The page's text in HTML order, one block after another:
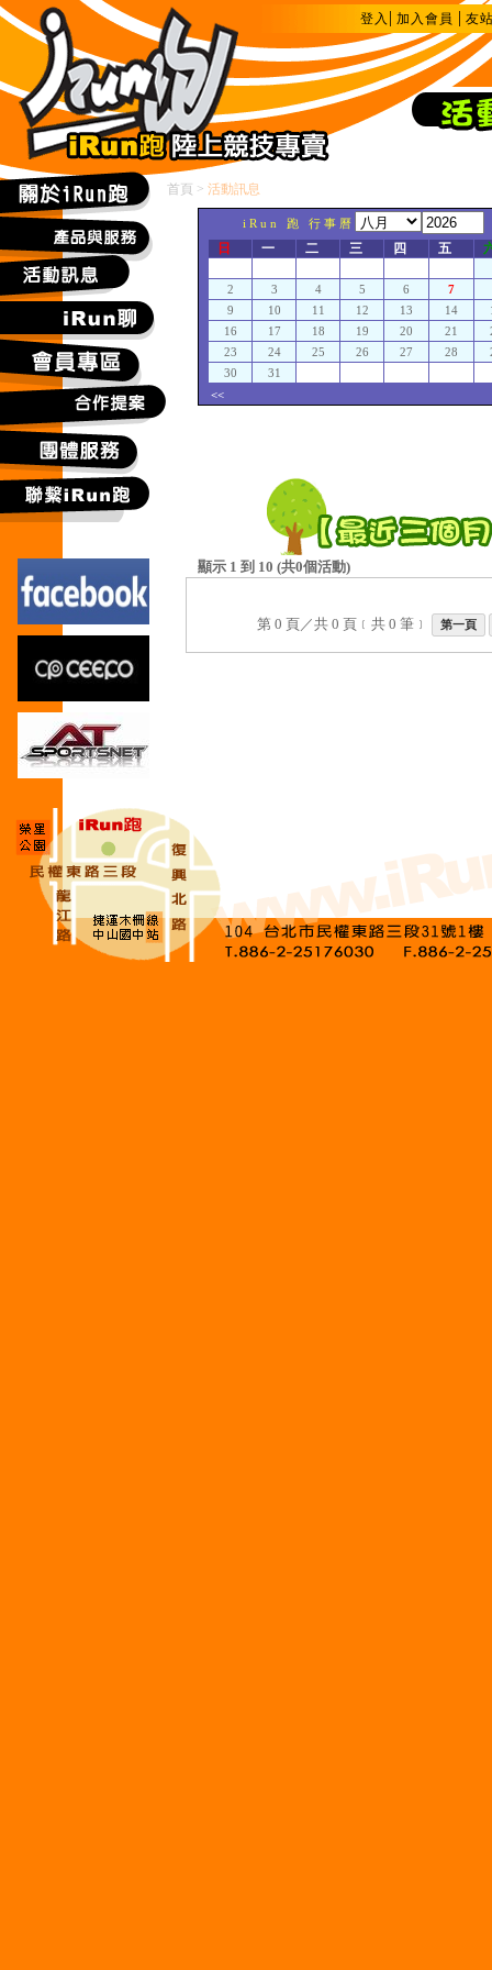
登入 | 加入會員 | 友
首頁 > 活動訊息
iRun 跑 行事曆
日 一 二 三 四 五
2 3 4 5 6
7
9
10 11 12 13 14
16
17 18 19 20 21
23
24 25 26 27 28
30
31
<<
顯示 1 到 10 (共0個活動)
第 0 頁／共 0 頁﹝共 0 筆﹞